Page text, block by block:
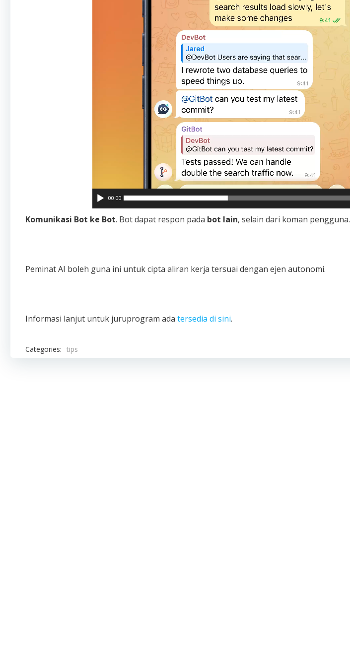
00:00
Komunikasi Bot ke Bot. Bot dapat respon pada bot lain, selain dari koman pengguna.
Peminat AI boleh guna ini untuk cipta aliran kerja tersuai dengan ejen autonomi.
Informasi lanjut untuk juruprogram ada tersedia di sini.
Categories: tips